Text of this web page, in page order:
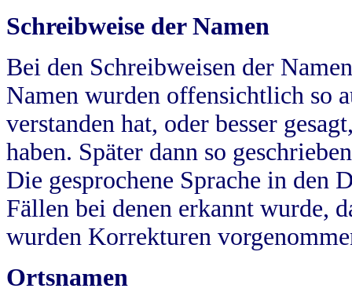
Schreibweise der Namen
Bei den Schreibweisen der
Namen wurden offensichtlich so
verstanden hat, oder besser
haben. Später dann so
Die gesprochene Sprache in
Fällen bei denen erkannt wurde,
wurden Korrekturen
Ortsnamen